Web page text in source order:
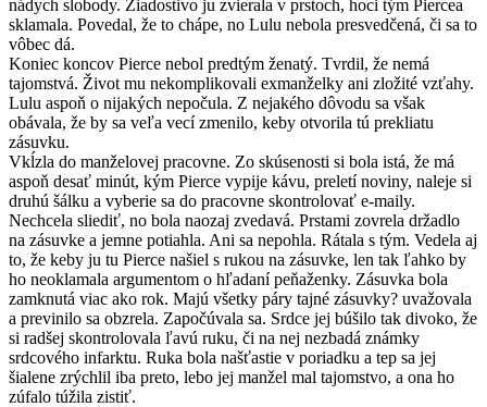
nádych slobody. Žiadostivo ju zvierala v prstoch, hoci tým Piercea
sklamala. Povedal, že to chápe, no Lulu nebola presvedčená, či sa to
vôbec dá.
Koniec koncov Pierce nebol predtým ženatý. Tvrdil, že nemá
tajomstvá. Život mu nekomplikovali exmanželky ani zložité vzťahy.
Lulu aspoň o nijakých nepočula. Z nejakého dôvodu sa však
obávala, že by sa veľa vecí zmenilo, keby otvorila tú prekliatu
zásuvku.
Vkĺzla do manželovej pracovne. Zo skúsenosti si bola istá, že má
aspoň desať minút, kým Pierce vypije kávu, preletí noviny, naleje si
druhú šálku a vyberie sa do pracovne skontrolovať e-maily.
Nechcela sliediť, no bola naozaj zvedavá. Prstami zovrela držadlo
na zásuvke a jemne potiahla. Ani sa nepohla. Rátala s tým. Vedela aj
to, že keby ju tu Pierce našiel s rukou na zásuvke, len tak ľahko by
ho neoklamala argumentom o hľadaní peňaženky. Zásuvka bola
zamknutá viac ako rok. Majú všetky páry tajné zásuvky? uvažovala
a previnilo sa obzrela. Započúvala sa. Srdce jej búšilo tak divoko, že
si radšej skontrolovala ľavú ruku, či na nej nezbadá známky
srdcového infarktu. Ruka bola našťastie v poriadku a tep sa jej
šialene zrýchlil iba preto, lebo jej manžel mal tajomstvo, a ona ho
zúfalo túžila zistiť.